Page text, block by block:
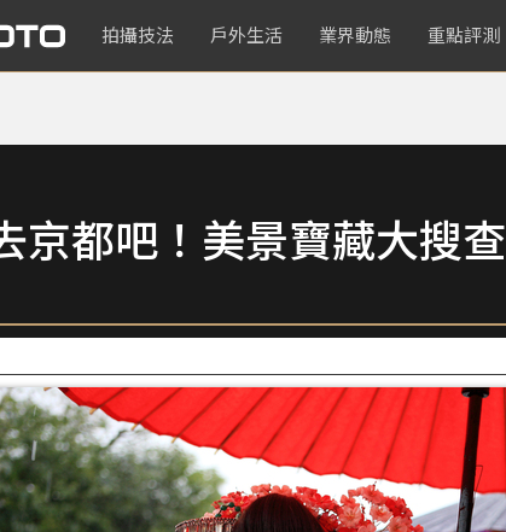
拍攝技法 戶外生活 業界動態 重點評測
京都吧！美景寶藏大搜查